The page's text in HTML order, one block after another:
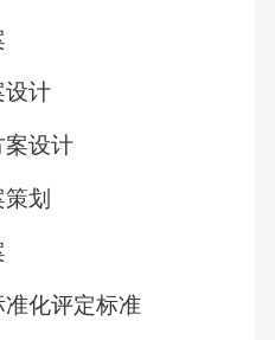
、司法、市场监管等
+监管”的闭环应用模
方案问题定义2.1核心
用价值变现难”问题，
处罚记录被银行拒绝
困境，区税务局与市场
期差异导致企业信用
设计
案设计
划
化评定标准